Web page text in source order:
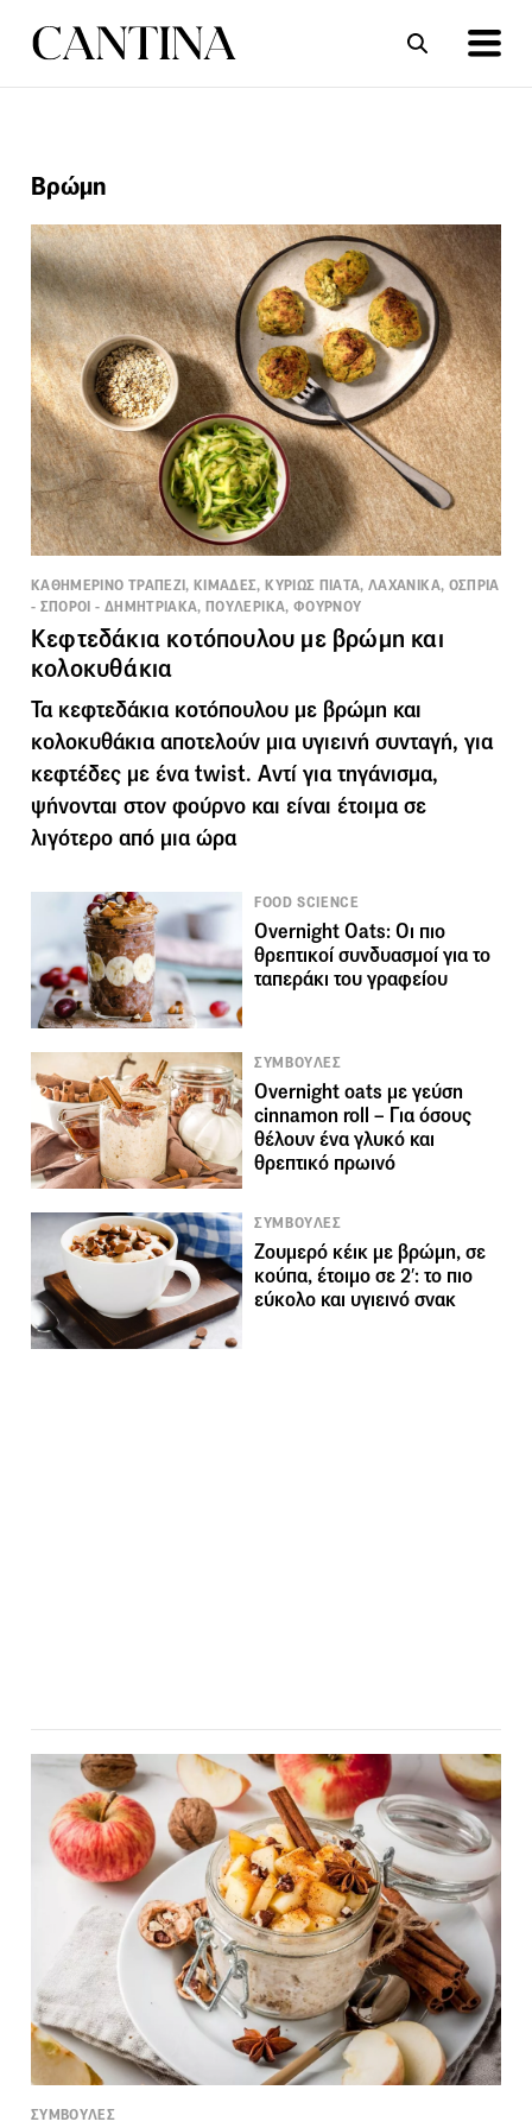
Βρώμη
ΚΑΘΗΜΕΡΙΝΟ ΤΡΑΠΕΖΙ, ΚΙΜΑΔΕΣ, ΚΥΡΙΩΣ ΠΙΑΤΑ, ΛΑΧΑΝΙΚΑ, ΟΣΠΡΙΑ
- ΣΠΟΡΟΙ - ΔΗΜΗΤΡΙΑΚΑ, ΠΟΥΛΕΡΙΚΑ, ΦΟΥΡΝΟΥ
Κεφτεδάκια κοτόπουλου με βρώμη και
κολοκυθάκια
Τα κεφτεδάκια κοτόπουλου με βρώμη και
κολοκυθάκια αποτελούν μια υγιεινή συνταγή, για
κεφτέδες με ένα twist. Αντί για τηγάνισμα,
ψήνονται στον φούρνο και είναι έτοιμα σε
λιγότερο από μια ώρα
FOOD SCIENCE
Overnight Oats: Οι πιο
θρεπτικοί συνδυασμοί για το
ταπεράκι του γραφείου
ΣΥΜΒΟΥΛΕΣ
Overnight oats με γεύση
cinnamon roll – Για όσους
θέλουν ένα γλυκό και
θρεπτικό πρωινό
ΣΥΜΒΟΥΛΕΣ
Ζουμερό κέικ με βρώμη, σε
κούπα, έτοιμο σε 2′: το πιο
εύκολο και υγιεινό σνακ
ΣΥΜΒΟΥΛΕΣ